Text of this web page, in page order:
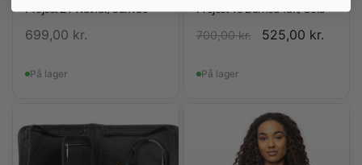
Project 21 Walnut/Canvas
699,00 kr.
På lager
Project 13 Burned Tan/Gold
700,00kr. 525,00 kr.
På lager